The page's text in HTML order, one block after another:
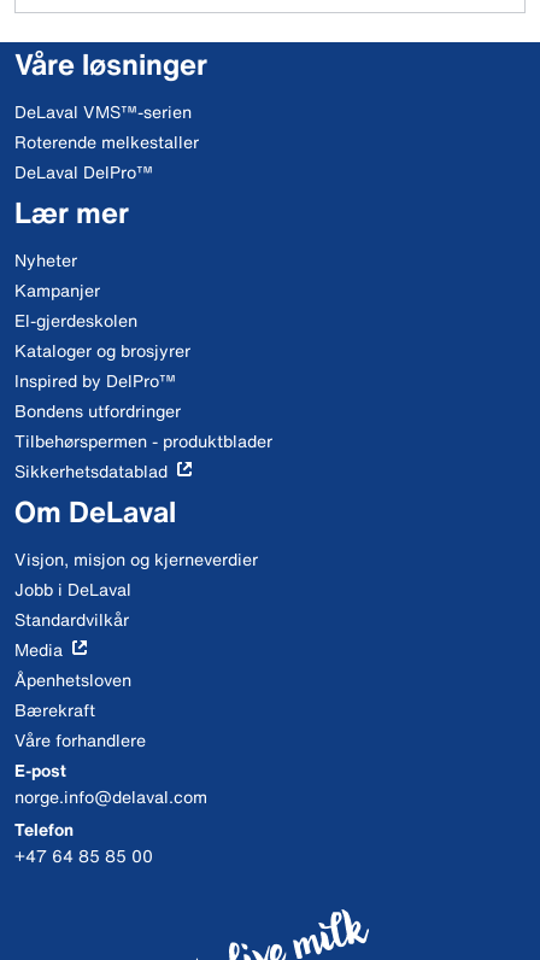
Våre løsninger
DeLaval VMS™-serien
Roterende melkestaller
DeLaval DelPro™
Lær mer
Nyheter
Kampanjer
El-gjerdeskolen
Kataloger og brosjyrer
Inspired by DelPro™
Bondens utfordringer
Tilbehørspermen - produktblader
Sikkerhetsdatablad
Om DeLaval
Visjon, misjon og kjerneverdier
Jobb i DeLaval
Standardvilkår
Media
Åpenhetsloven
Bærekraft
Våre forhandlere
E-post
norge.info@delaval.com
Telefon
+47 64 85 85 00